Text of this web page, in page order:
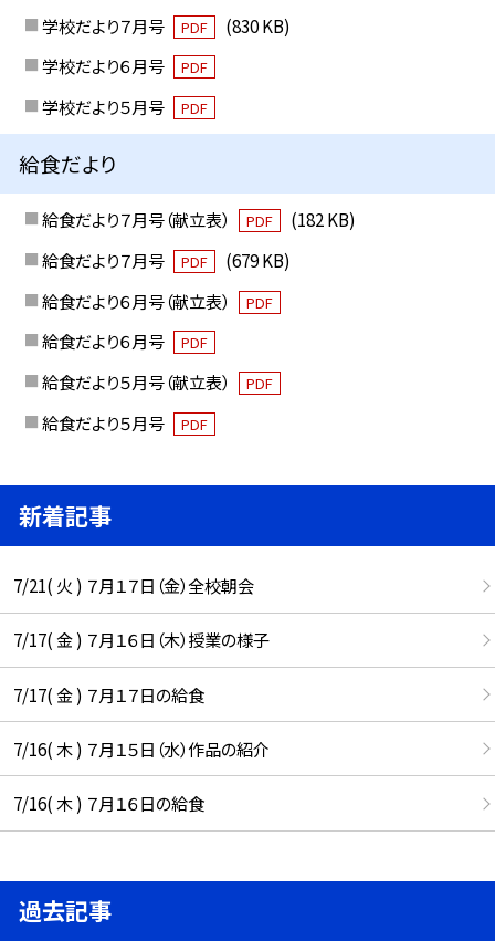
学校だより７月号
PDF
(830 KB)
学校だより６月号
PDF
学校だより５月号 PDF
給食だより
給食だより７月号（献立表） PDF
(182 KB)
給食だより７月号
PDF
(679 KB)
給食だより６月号（献立表）
PDF
給食だより６月号 PDF
給食だより５月号（献立表） PDF
給食だより５月号 PDF
新着記事
7/21( 火 ) ７月１７日（金）全校朝会
7/17( 金 ) ７月１６日（木）授業の様子
7/17( 金 ) ７月１７日の給食
7/16( 木 ) ７月１５日（水）作品の紹介
7/16( 木 ) ７月１６日の給食
過去記事